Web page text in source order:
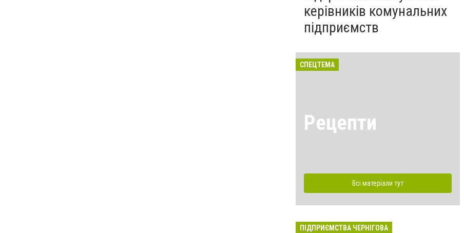
керівників комунальних
підприємств
СПЕЦТЕМА
Рецепти
Всі матеріали тут
ПІДПРИЄМСТВА ЧЕРНІГОВА